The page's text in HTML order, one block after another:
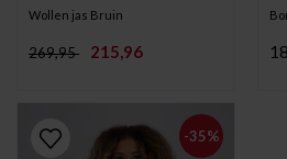
Wollen jas Bruin
269,95 215,96
-35%